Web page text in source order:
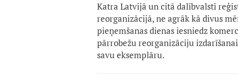
Katra Latvijā un citā dalībvalstī
reorganizācijā, ne agrāk kā divus
pieņemšanas dienas iesniedz
pārrobežu reorganizāciju
savu eksemplāru.